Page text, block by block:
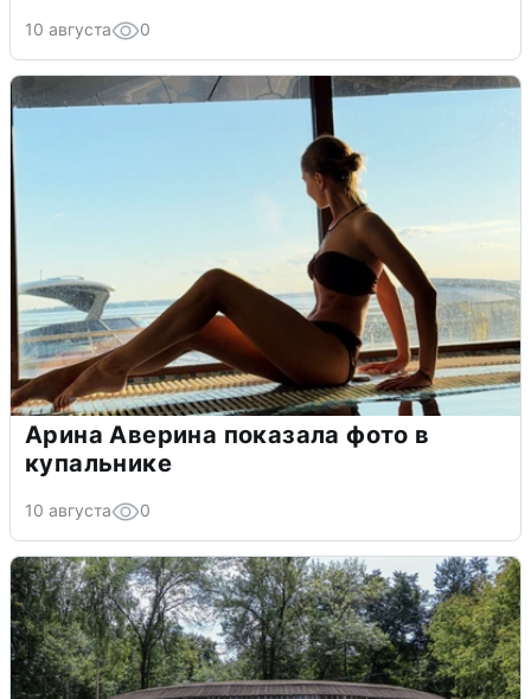
10 августа 0
Арина Аверина показала фото в
купальнике
10 августа 0